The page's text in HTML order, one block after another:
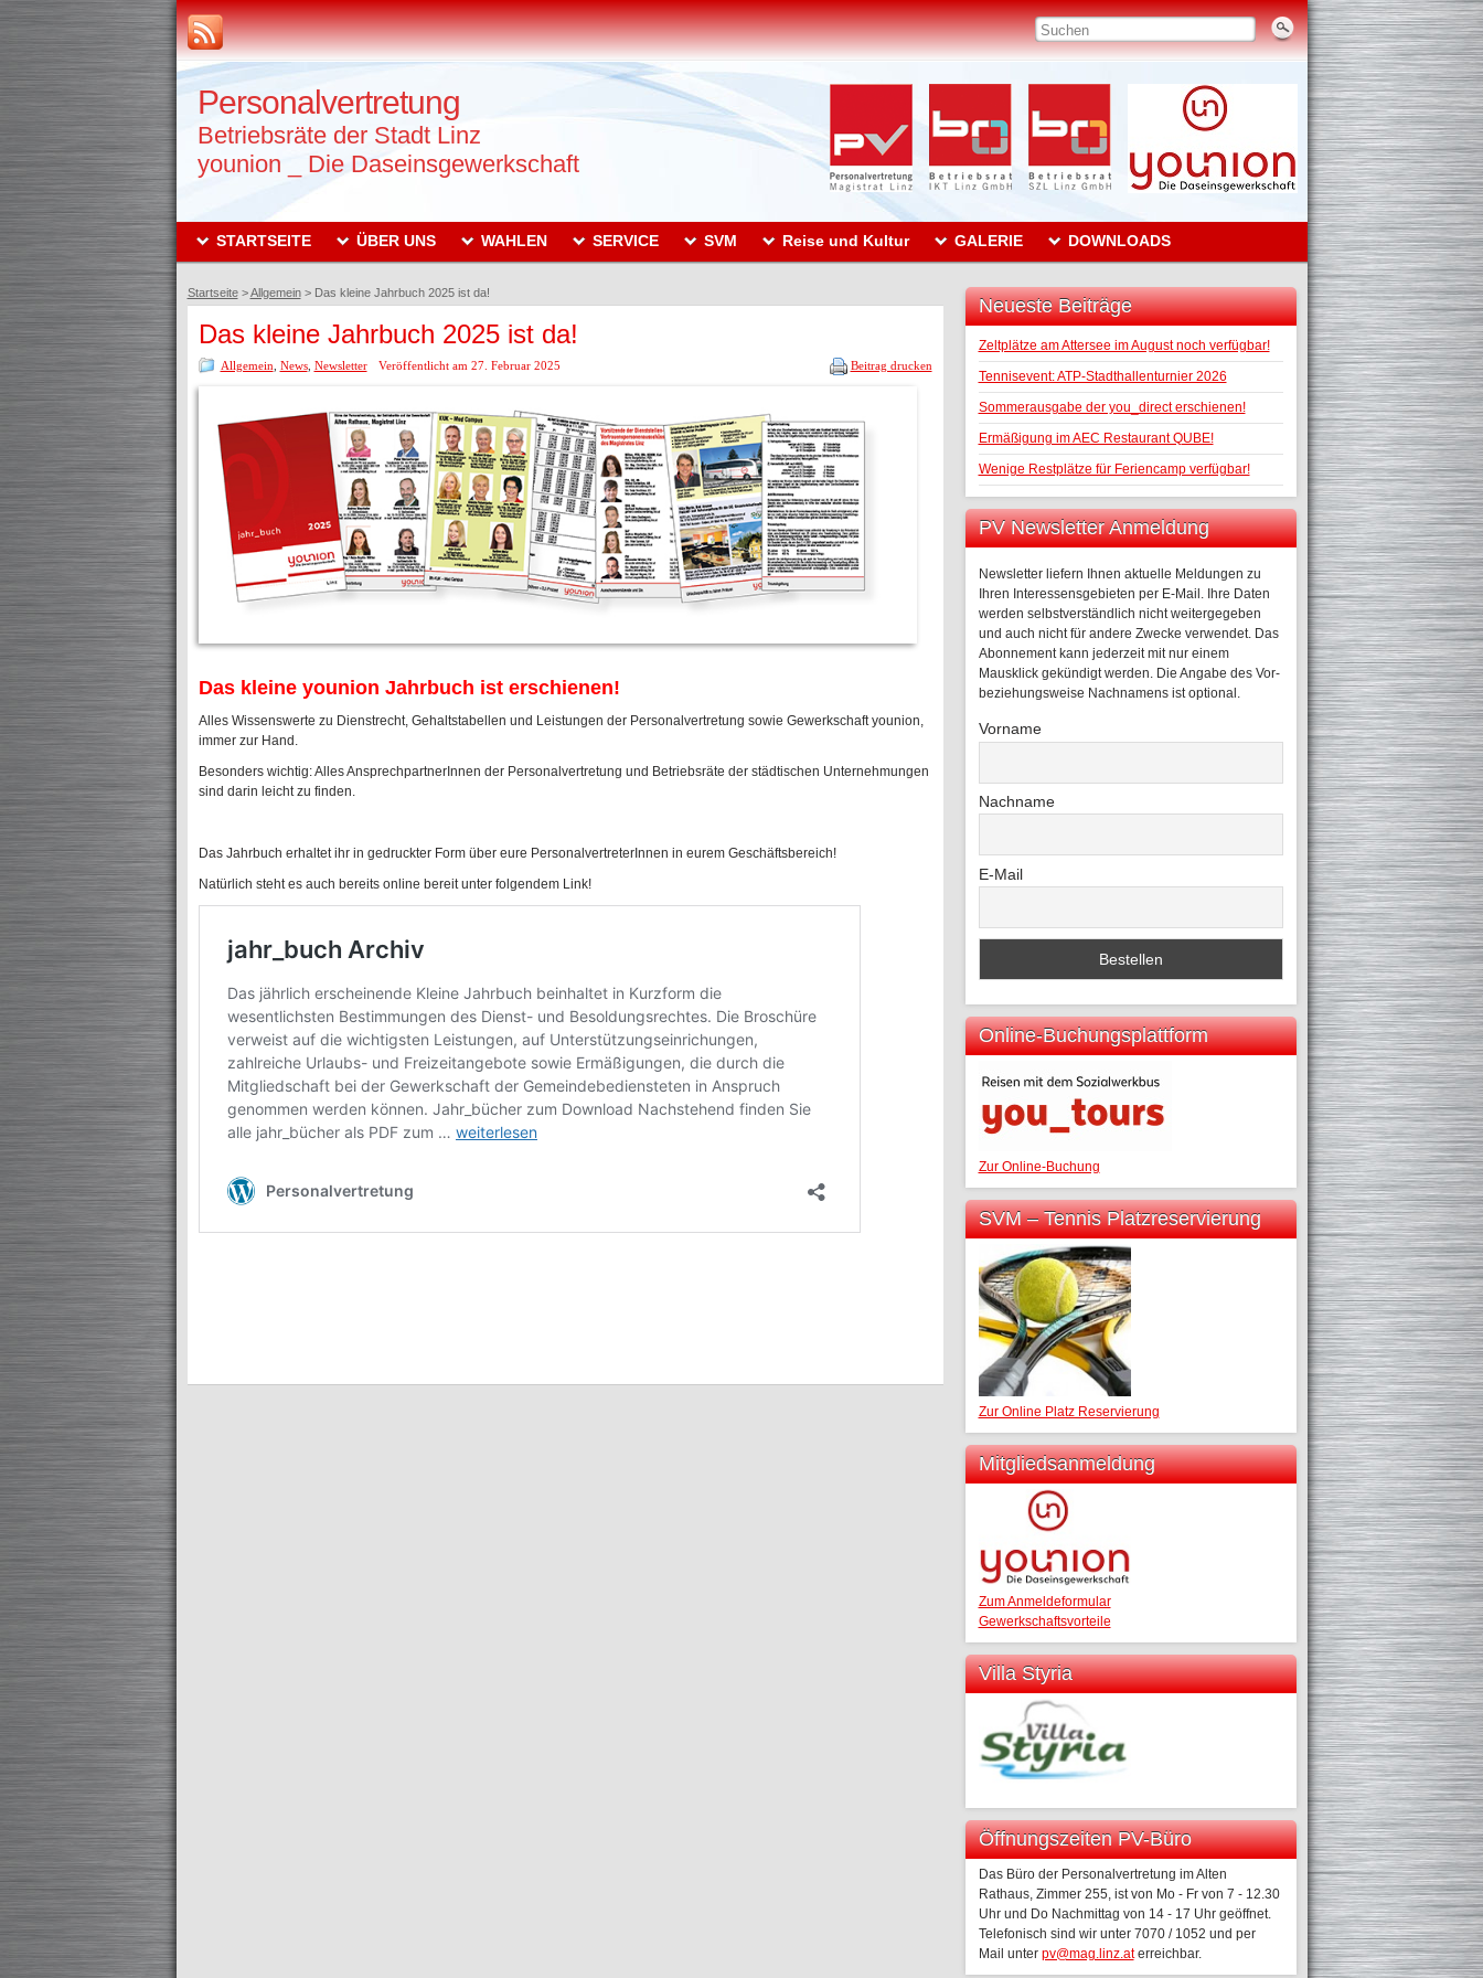
Personalvertretung
Betriebsräte der Stadt Linz
younion _ Die Daseinsgewerkschaft
STARTSEITE ÜBER UNS WAHLEN SERVICE SVM Reise und Kultur GALERIE DOWNLOADS
Startseite>Allgemein> Das kleine Jahrbuch 2025 ist da!
Das kleine Jahrbuch 2025 ist da!
Allgemein News, Newsletter Veröffentlicht am 27. Februar 2025 Beitrag drucken
Das kleine younion Jahrbuch ist erschienen!
Alles Wissenswerte zu Dienstrecht, Gehaltstabellen und Leistungen der Personalvertretung sowie Gewerkschaft younion,
immer zur Hand.
Besonders wichtig: Alles AnsprechpartnerInnen der Personalvertretung und Betriebsräte der städtischen Unternehmungen
sind darin leicht zu finden.
Das Jahrbuch erhaltet ihr in gedruckter Form über eure PersonalvertreterInnen in eurem Geschäftsbereich!
Natürlich steht es auch bereits online bereit unter folgendem Link!
Neueste Beiträge
Zeltplätze am Attersee im August noch verfügbar!
Tennisevent: ATP-Stadthallenturnier 2026
Sommerausgabe der you_direct erschienen!
Ermäßigung im AEC Restaurant QUBE!
Wenige Restplätze für Feriencamp verfügbar!
PV Newsletter Anmeldung
Newsletter liefern Ihnen aktuelle Meldungen zu
Ihren Interessensgebieten per E-Mail. Ihre Daten
werden selbstverständlich nicht weitergegeben
und auch nicht für andere Zwecke verwendet. Das
Abonnement kann jederzeit mit nur einem
Mausklick gekündigt werden. Die Angabe des Vor-
beziehungsweise Nachnamens ist optional.
Vorname
Nachname
E-Mail
Online-Buchungsplattform
Zur Online-Buchung
SVM – Tennis Platzreservierung
Zur Online Platz Reservierung
Mitgliedsanmeldung
Zum Anmeldeformular
Gewerkschaftsvorteile
Villa Styria
Öffnungszeiten PV-Büro
Das Büro der Personalvertretung im Alten
Rathaus, Zimmer 255, ist von Mo - Fr von 7 - 12.30
Uhr und Do Nachmittag von 14 - 17 Uhr geöffnet.
Telefonisch sind wir unter 7070 / 1052 und per
Mail unter pv@mag.linz.aterreichbar.